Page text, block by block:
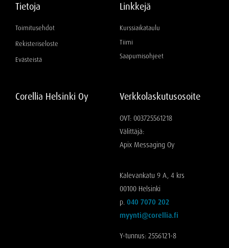
Tietoja
Toimitusehdot
Rekisteriseloste
Evästeistä
Linkkejä
Kurssiaikataulu
Tiimi
Saapumisohjeet
Corellia Helsinki Oy Verkkolaskutusosoite
OVT: 003725561218
Välittäjä:
Apix Messaging Oy
Kalevankatu 9 A, 4 krs
00100 Helsinki
p. 040 7070 202
myynti@corellia.fi
Y-tunnus: 2556121-8